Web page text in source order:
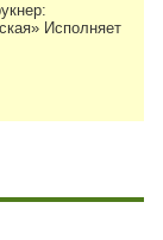
Исполняет